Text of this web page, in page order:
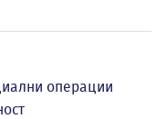
операции